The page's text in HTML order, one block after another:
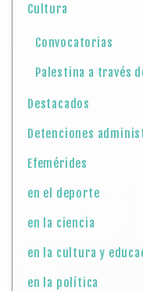
Cultura
Convocatorias
Palestina a través
Destacados
Detenciones
Efemérides
en el deporte
en la ciencia
en la cultura y
en la política